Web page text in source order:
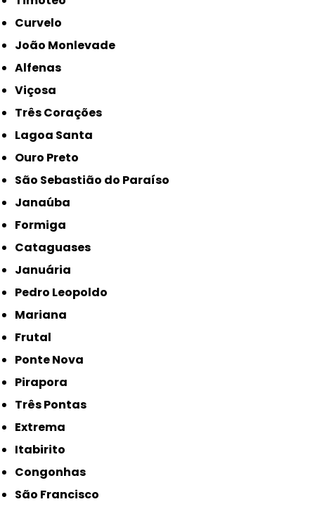
Curvelo
João Monlevade
Alfenas
Viçosa
Três Corações
Lagoa Santa
Ouro Preto
São Sebastião do Paraíso
Janaúba
Formiga
Cataguases
Januária
Pedro Leopoldo
Mariana
Frutal
Ponte Nova
Pirapora
Três Pontas
Extrema
Itabirito
Congonhas
São Francisco